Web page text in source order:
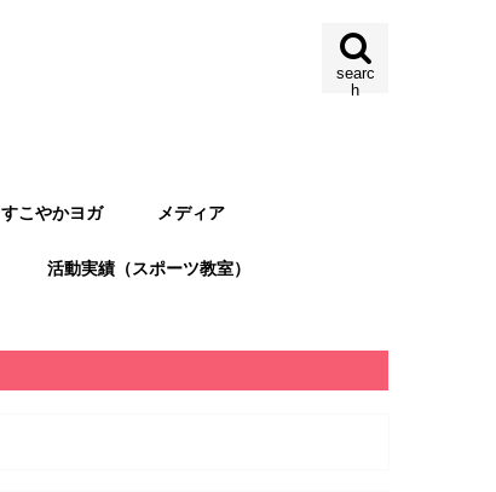
searc
h
すこやかヨガ メディア
活動実績（スポーツ教室）